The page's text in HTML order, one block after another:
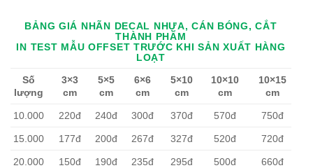
BẢNG GIÁ NHÃN DECAL NHỰA, CÁN BÓNG, CẮT
THÀNH PHẨM
IN TEST MẪU OFFSET TRƯỚC KHI SẢN XUẤT HÀNG
LOẠT
Số
lượng
3×3
cm
5×5
cm
6×6
cm
5×10
cm
10×10
cm
10×15
cm
10.000 220đ 240đ 300đ 370đ 570đ 750đ
15.000 177đ 200đ 267đ 327đ 520đ 720đ
20.000 150đ 190đ 235đ 295đ 500đ 660đ